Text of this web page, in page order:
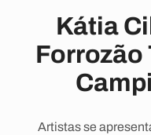
Kátia
Forrozão
Artistas se